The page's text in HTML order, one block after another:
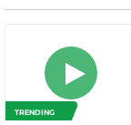
TRENDING